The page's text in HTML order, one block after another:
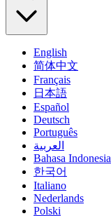
English
简体中文
Français
日本語
Español
Deutsch
Português
العربية
Bahasa Indonesia
한국어
Italiano
Nederlands
Polski